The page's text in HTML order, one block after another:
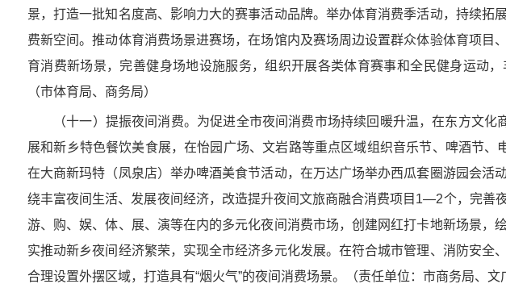
景，打造一批知名度高、影响力大的赛事活动品牌。举办体育消费季活动，持续拓
费新空间。推动体育消费场景进赛场，在场馆内及赛场周边设置群众体验体育项目
育消费新场景，完善健身场地设施服务，组织开展各类体育赛事和全民健身运动
（市体育局、商务局）
（十一）提振夜间消费。为促进全市夜间消费市场持续回暖升温，在东方文
展和新乡特色餐饮美食展，在怡园广场、文岩路等重点区域组织音乐节、啤酒节、
在大商新玛特（凤泉店）举办啤酒美食节活动，在万达广场举办西瓜套圈游园会活
绕丰富夜间生活、发展夜间经济，改造提升夜间文旅商融合消费项目1—2个，完善
游、购、娱、体、展、演等在内的多元化夜间消费市场，创建网红打卡地新场景，
实推动新乡夜间经济繁荣，实现全市经济多元化发展。在符合城市管理、消防安全
合理设置外摆区域，打造具有“烟火气”的夜间消费场景。（责任单位：市商务局、文